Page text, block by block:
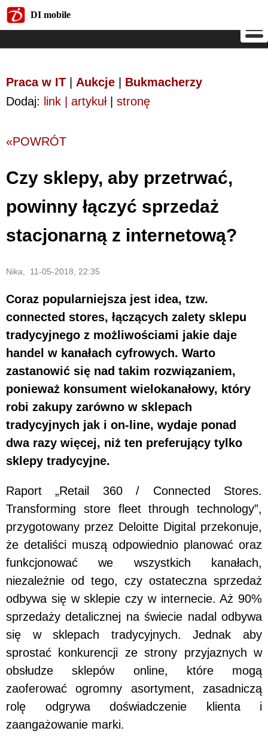
DI mobile
Praca w IT Aukcje
Bukmacherzy
Dodaj: link | artykuł| stronę
«POWRÓT
Czy sklepy, aby przetrwać,
powinny łączyć sprzedaż
stacjonarną z internetową?
Nika, 11-05-2018, 22:35
Coraz popularniejsza jest idea, tzw.
connected stores, łączących zalety sklepu
tradycyjnego z możliwościami jakie daje
handel w kanałach cyfrowych. Warto
zastanowić się nad takim rozwiązaniem,
ponieważ konsument wielokanałowy, który
robi zakupy zarówno w sklepach
tradycyjnych jak i on-line, wydaje ponad
dwa razy więcej, niż ten preferujący tylko
sklepy tradycyjne.
Raport „Retail 360 / Connected Stores.
Transforming store fleet through technology”,
przygotowany przez Deloitte Digital przekonuje,
że detaliści muszą odpowiednio planować oraz
funkcjonować we wszystkich kanałach,
niezależnie od tego, czy ostateczna sprzedaż
odbywa się w sklepie czy w internecie. Aż 90%
sprzedaży detalicznej na świecie nadal odbywa
się w sklepach tradycyjnych. Jednak aby
sprostać konkurencji ze strony przyjaznych w
obsłudze sklepów online, które mogą
zaoferować ogromny asortyment, zasadniczą
rolę odgrywa doświadczenie klienta i
zaangażowanie marki.
DI mobile